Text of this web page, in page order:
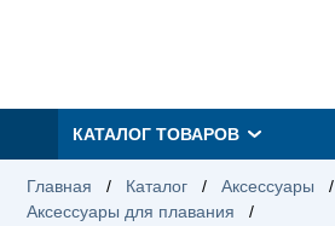
КАТАЛОГ ТОВАРОВ
Главная / Каталог / Аксессуары
/
Аксессуары для плавания
/